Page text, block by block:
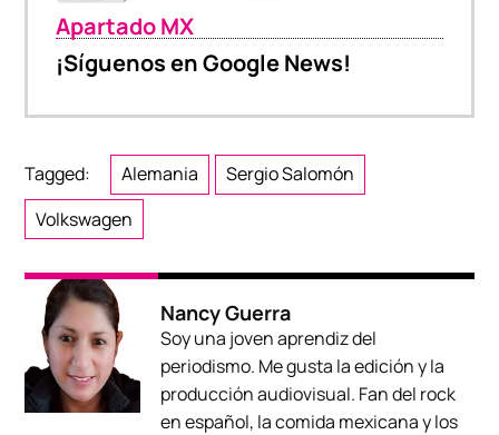
Apartado MX
¡Síguenos en Google News!
Tagged: Alemania
Sergio Salomón
Volkswagen
Nancy Guerra
Soy una joven aprendiz del
periodismo. Me gusta la edición y la
producción audiovisual. Fan del rock
en español, la comida mexicana y los